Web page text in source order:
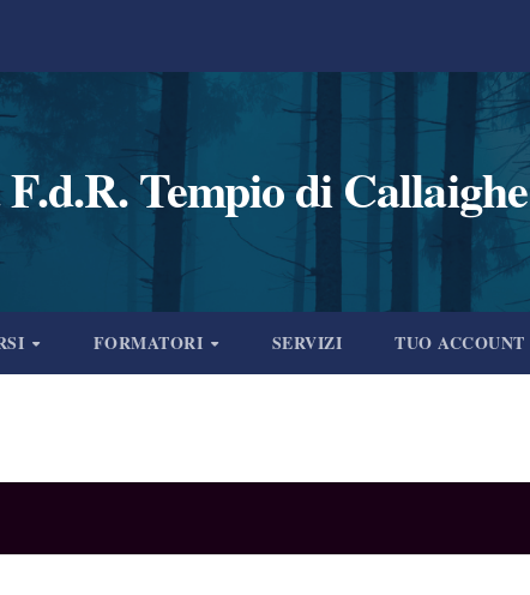
Tempio di Callaighe
FORMATORI SERVIZI TUO ACCOUNT